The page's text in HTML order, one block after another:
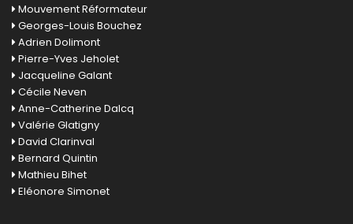
Mouvement Réformateur
Georges-Louis Bouchez
Adrien Dolimont
Pierre-Yves Jeholet
Jacqueline Galant
Cécile Neven
Anne-Catherine Dalcq
Valérie Glatigny
David Clarinval
Bernard Quintin
Mathieu Bihet
Eléonore Simonet